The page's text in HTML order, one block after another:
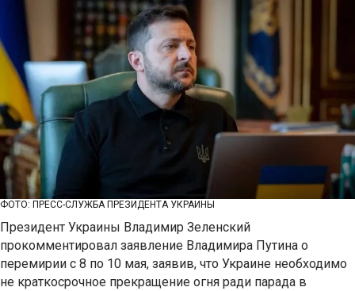
ФОТО: ПРЕСС-СЛУЖБА ПРЕЗИДЕНТА УКРАИНЫ
Президент Украины Владимир Зеленский
прокомментировал заявление Владимира Путина о
перемирии с 8 по 10 мая, заявив, что Украине необходимо
не краткосрочное прекращение огня ради парада в